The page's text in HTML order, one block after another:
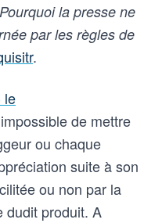
Pourquoi la presse ne
par les règles de
.
le
de mettre
ou chaque
suite à son
ou non par la
dudit produit. A